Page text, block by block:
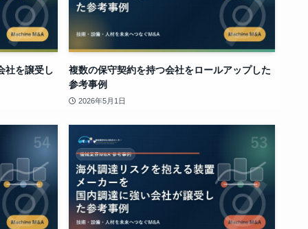
社を譲受し
複数の保守契約を持つ会社をロールアップした
参考事例
2026年5月1日